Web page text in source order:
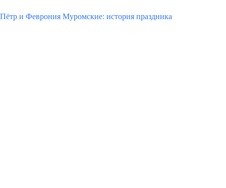
Пётр и Феврония Муромские: история праздника